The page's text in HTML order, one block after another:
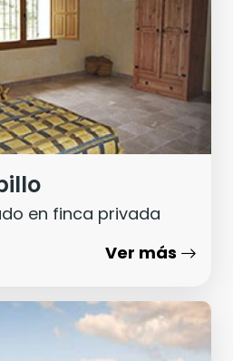
en finca privada
Ver más